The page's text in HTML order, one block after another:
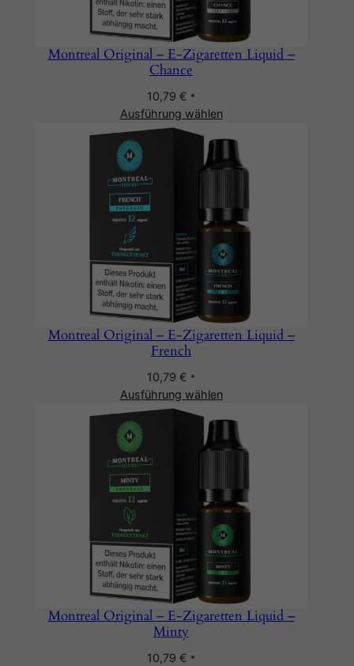
Montreal Original – E-Zigaretten Liquid –
Chance
10,79 € *
Ausführung wählen
Montreal Original – E-Zigaretten Liquid –
French
10,79 € *
Ausführung wählen
Montreal Original – E-Zigaretten Liquid –
Minty
10,79 € *